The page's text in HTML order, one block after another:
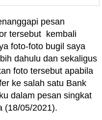
pesan
tersebut kembali
foto-foto bugil saya
dahulu dan sekaligus
foto tersebut apabila
ke salah satu Bank
dalam pesan singkat
(18/05/2021).